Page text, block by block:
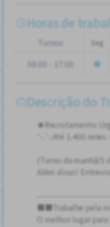
Horas de
Turnos Seg
08:00 - 17:00
Descrição do
★Recrutamento
＼＼Até 1.400
(Turno da manhã/
Além disso!
■■Trabalhe pela
O melhor lugar